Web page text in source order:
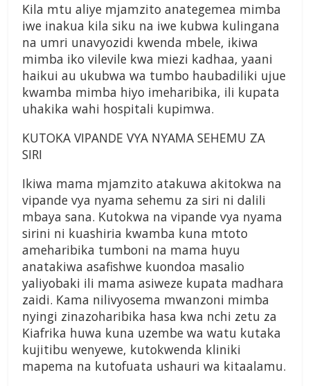
Kila mtu aliye mjamzito anategemea mimba
iwe inakua kila siku na iwe kubwa kulingana
na umri unavyozidi kwenda mbele, ikiwa
mimba iko vilevile kwa miezi kadhaa, yaani
haikui au ukubwa wa tumbo haubadiliki ujue
kwamba mimba hiyo imeharibika, ili kupata
uhakika wahi hospitali kupimwa.
KUTOKA VIPANDE VYA NYAMA SEHEMU ZA
SIRI
Ikiwa mama mjamzito atakuwa akitokwa na
vipande vya nyama sehemu za siri ni dalili
mbaya sana. Kutokwa na vipande vya nyama
sirini ni kuashiria kwamba kuna mtoto
ameharibika tumboni na mama huyu
anatakiwa asafishwe kuondoa masalio
yaliyobaki ili mama asiweze kupata madhara
zaidi. Kama nilivyosema mwanzoni mimba
nyingi zinazoharibika hasa kwa nchi zetu za
Kiafrika huwa kuna uzembe wa watu kutaka
kujitibu wenyewe, kutokwenda kliniki
mapema na kutofuata ushauri wa kitaalamu.